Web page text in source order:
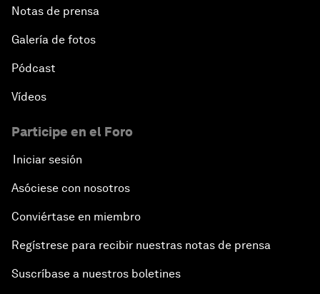
Notas de prensa
Galería de fotos
Pódcast
Vídeos
Participe en el Foro
Iniciar sesión
Asóciese con nosotros
Conviértase en miembro
Regístrese para recibir nuestras notas de prensa
Suscríbase a nuestros boletines